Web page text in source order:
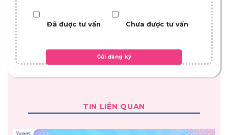
Đã được tư vấn Chưa được tư vấn
TIN LIÊN QUAN